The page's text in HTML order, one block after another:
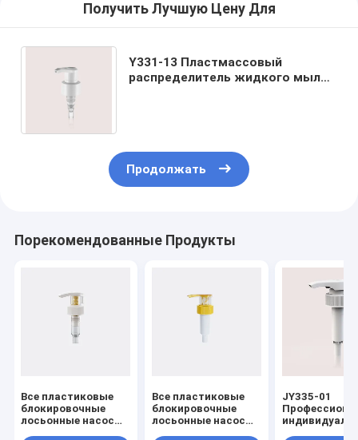
Получить Лучшую Цену Для
Y331-13 Пластмассовый
распределитель жидкого мыла
Продолжать
Порекомендованные Продукты
Все пластиковые
блокировочные
лосьонные насосы
Все пластиковые
блокировочные
лосьонные насосы
JY335-01